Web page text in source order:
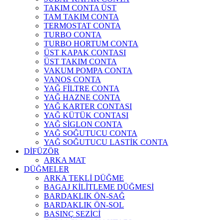
TAKIM CONTA ÜST
TAM TAKIM CONTA
TERMOSTAT CONTA
TURBO CONTA
TURBO HORTUM CONTA
ÜST KAPAK CONTASI
ÜST TAKIM CONTA
VAKUM POMPA CONTA
VANOS CONTA
YAĞ FİLTRE CONTA
YAĞ HAZNE CONTA
YAĞ KARTER CONTASI
YAĞ KÜTÜK CONTASI
YAĞ SİGLON CONTA
YAĞ SOĞUTUCU CONTA
YAĞ SOĞUTUCU LASTİK CONTA
DİFÜZÖR
ARKA MAT
DÜĞMELER
ARKA TEKLİ DÜĞME
BAGAJ KİLİTLEME DÜĞMESİ
BARDAKLIK ÖN-SAĞ
BARDAKLIK ÖN-SOL
BASINÇ SEZİCİ